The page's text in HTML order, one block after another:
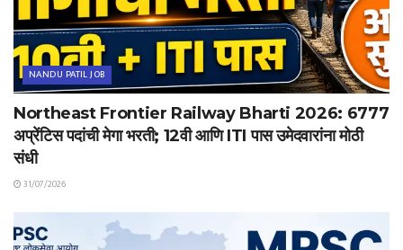
NANDU PATIL JOB
Northeast Frontier Railway Bharti 2026: 6777
अप्रेंटिस पदांची मेगा भरती; 12वी आणि ITI पास उमेदवारांना मोठी
संधी
31/07/2026